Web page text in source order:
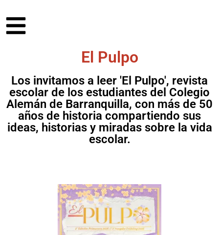
El Pulpo
Los invitamos a leer 'El Pulpo', revista
escolar de los estudiantes del Colegio
Alemán de Barranquilla, con más de 50
años de historia compartiendo sus
ideas, historias y miradas sobre la vida
escolar.